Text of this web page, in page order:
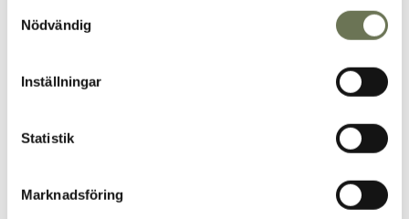
har samlat in när du har använt deras tjänster. Läs
Nödvändig
Inställningar
Statistik
Marknadsföring